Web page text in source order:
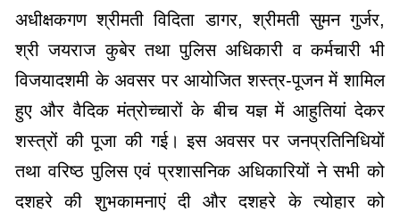
अधीक्षकगण श्रीमती विदिता डागर, श्रीमती सुमन गुर्जर,
श्री जयराज कुबेर तथा पुलिस अधिकारी व कर्मचारी भी
विजयादशमी के अवसर पर आयोजित शस्त्र-पूजन में शामिल
हुए और वैदिक मंत्रोच्चारों के बीच यज्ञ में आहुतियां देकर
शस्त्रों की पूजा की गई। इस अवसर पर जनप्रतिनिधियों
तथा वरिष्ठ पुलिस एवं प्रशासनिक अधिकारियों ने सभी को
दशहरे की शुभकामनाएं दी और दशहरे के त्योहार को